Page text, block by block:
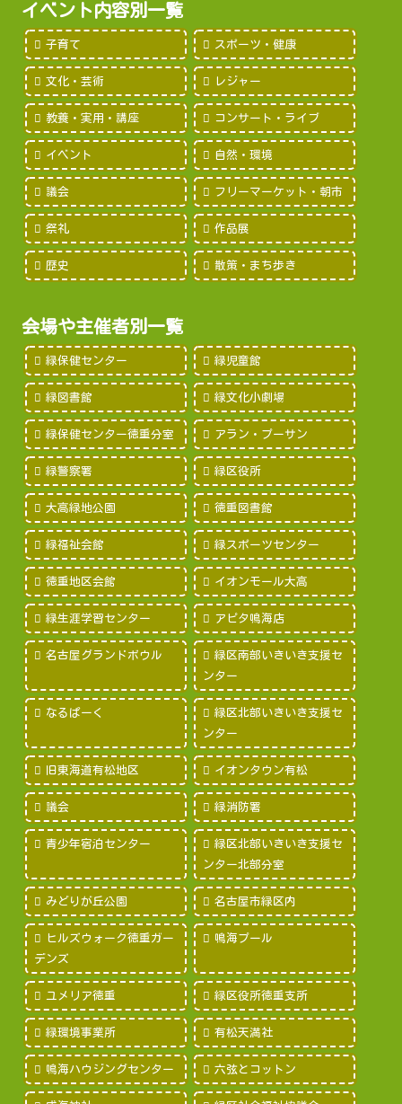
イベント内容別一覧
子育て スポーツ・健康
文化・芸術 レジャー
教養・実用・講座 コンサート・ライブ
イベント 自然・環境
議会 フリーマーケット・朝市
祭礼 作品展
歴史 散策・まち歩き
会場や主催者別一覧
緑保健センター 緑児童館
緑図書館 緑文化小劇場
緑保健センター徳重分室 アラン・プーサン
緑警察署 緑区役所
大高緑地公園 徳重図書館
緑福祉会館 緑スポーツセンター
徳重地区会館 イオンモール大高
緑生涯学習センター アピタ鳴海店
名古屋グランドボウル
緑区南部いきいき支援セ
ンター
なるぱーく
緑区北部いきいき支援セ
ンター
旧東海道有松地区 イオンタウン有松
議会 緑消防署
青少年宿泊センター
緑区北部いきいき支援セ
ンター北部分室
みどりが丘公園 名古屋市緑区内
ヒルズウォーク徳重ガー
デンズ
鳴海プール
ユメリア徳重 緑区役所徳重支所
緑環境事業所 有松天満社
鳴海ハウジングセンター 六弦とコットン